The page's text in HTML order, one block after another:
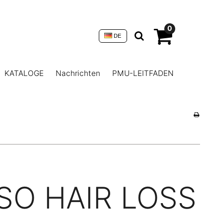
0
DE
KATALOGE Nachrichten
PMU-LEITFADEN
HAIR LOSS